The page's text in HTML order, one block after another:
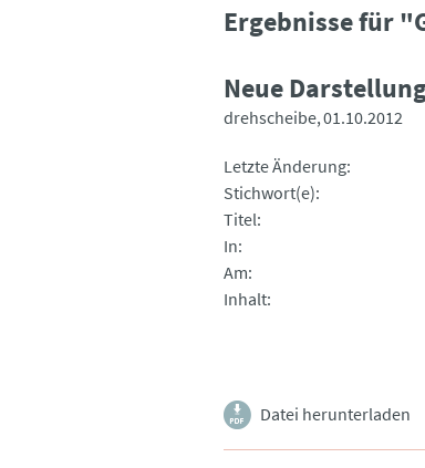
Ergebnisse für
Neue
drehscheibe 01.10.2012
Letzte Änderung
Stichwort(e)
Titel
In
Am
Inhalt
Datei herunterladen